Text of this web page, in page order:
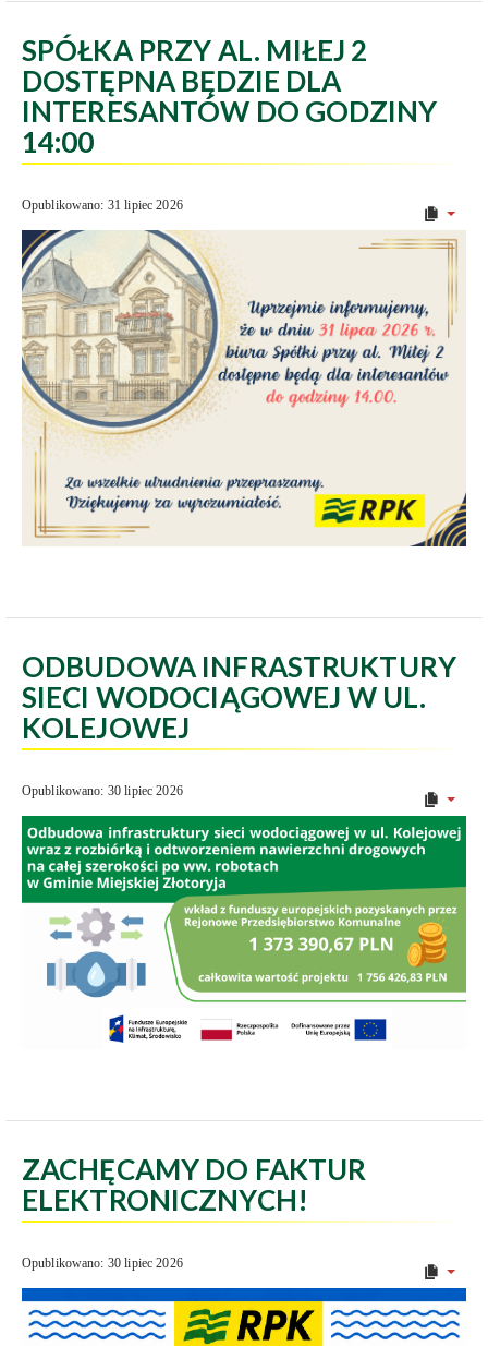
SPÓŁKA PRZY AL. MIŁEJ 2
DOSTĘPNA BĘDZIE DLA
INTERESANTÓW DO GODZINY
14:00
Opublikowano: 31 lipiec 2026
ODBUDOWA INFRASTRUKTURY
SIECI WODOCIĄGOWEJ W UL.
KOLEJOWEJ
Opublikowano: 30 lipiec 2026
ZACHĘCAMY DO FAKTUR
ELEKTRONICZNYCH!
Opublikowano: 30 lipiec 2026